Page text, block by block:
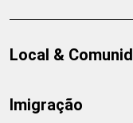
Local &
Imigração